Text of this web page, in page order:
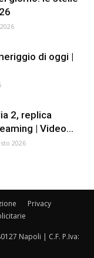
di oggi |
2, replica
| Video...
2026
Privacy
Napoli | C.F. P.Iva: